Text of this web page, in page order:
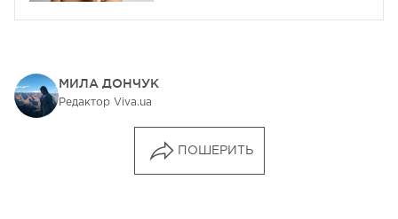
МИЛА ДОНЧУК
Редактор Viva.ua
ПОШЕРИТЬ